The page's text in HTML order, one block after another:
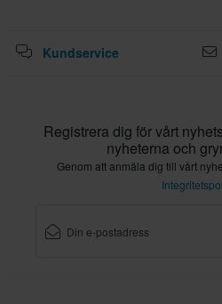
Kundservice
Registrera dig för vårt
nyheterna och
Genom att anmäla dig till vårt